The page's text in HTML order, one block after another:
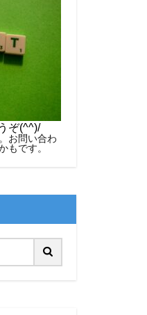
ぞ(^^)/
お問い合わ
もです。